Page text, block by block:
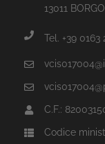
13011
Tel. +39 0163
C.F.:
Codice